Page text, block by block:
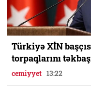
Türkiyə XİN
torpaqlarını
cemiyyet 13:22